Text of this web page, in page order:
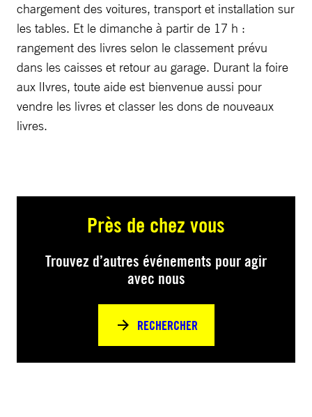
chargement des voitures, transport et installation sur
les tables. Et le dimanche à partir de 17 h :
rangement des livres selon le classement prévu
dans les caisses et retour au garage. Durant la foire
aux lIvres, toute aide est bienvenue aussi pour
vendre les livres et classer les dons de nouveaux
livres.
Près de chez vous
Trouvez d’autres événements pour agir
avec nous
RECHERCHER